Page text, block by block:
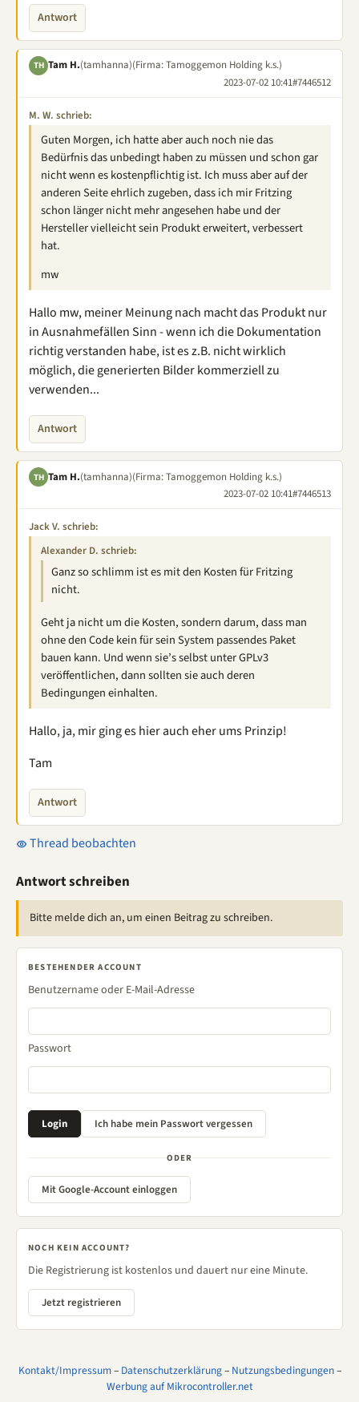
Antwort
TH Tam H.(tamhanna)(Firma: Tamoggemon Holding k.s.)
2023-07-02 10:41#7446512
M. W. schrieb:
Guten Morgen, ich hatte aber auch noch nie das
Bedürfnis das unbedingt haben zu müssen und schon gar
nicht wenn es kostenpflichtig ist. Ich muss aber auf der
anderen Seite ehrlich zugeben, dass ich mir Fritzing
schon länger nicht mehr angesehen habe und der
Hersteller vielleicht sein Produkt erweitert, verbessert
hat.
mw
Hallo mw, meiner Meinung nach macht das Produkt nur
in Ausnahmefällen Sinn - wenn ich die Dokumentation
richtig verstanden habe, ist es z.B. nicht wirklich
möglich, die generierten Bilder kommerziell zu
verwenden...
Antwort
TH Tam H.(tamhanna)(Firma: Tamoggemon Holding k.s.)
2023-07-02 10:41#7446513
Jack V. schrieb:
Alexander D. schrieb:
Ganz so schlimm ist es mit den Kosten für Fritzing
nicht.
Geht ja nicht um die Kosten, sondern darum, dass man
ohne den Code kein für sein System passendes Paket
bauen kann. Und wenn sie’s selbst unter GPLv3
veröffentlichen, dann sollten sie auch deren
Bedingungen einhalten.
Hallo, ja, mir ging es hier auch eher ums Prinzip!
Tam
Antwort
Thread beobachten
Antwort schreiben
Bitte melde dich an, um einen Beitrag zu schreiben.
BESTEHENDER ACCOUNT
Benutzername oder E-Mail-Adresse
Passwort
ODER
Mit Google-Account einloggen
NOCH KEIN ACCOUNT?
Die Registrierung ist kostenlos und dauert nur eine Minute.
Jetzt registrieren
Kontakt/Impressum– Datenschutzerklärung– Nutzungsbedingungen–
Werbung auf Mikrocontroller.net